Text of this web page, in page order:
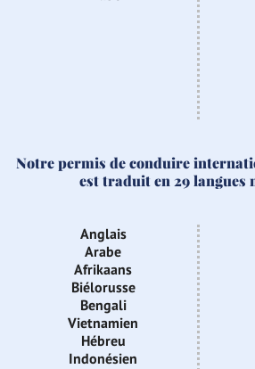
Notre permis de conduire
est traduit en 29 langues
Anglais
Arabe
Afrikaans
Biélorusse
Bengali
Vietnamien
Hébreu
Indonésien